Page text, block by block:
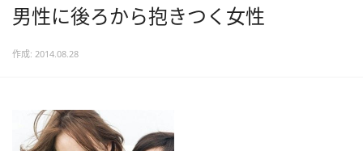
男性に後ろから抱きつく女性
作成: 2014.08.28